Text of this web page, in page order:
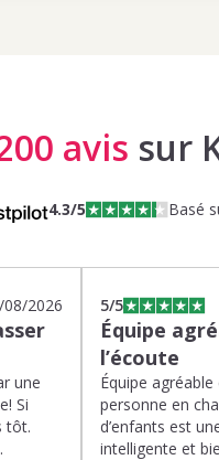
avis sur
4.3/5 Basé
2026
une
Si
tôt.
5/5
Équipe
l’écoute
Équipe agréable
personne en
d’enfants est
intelligente et